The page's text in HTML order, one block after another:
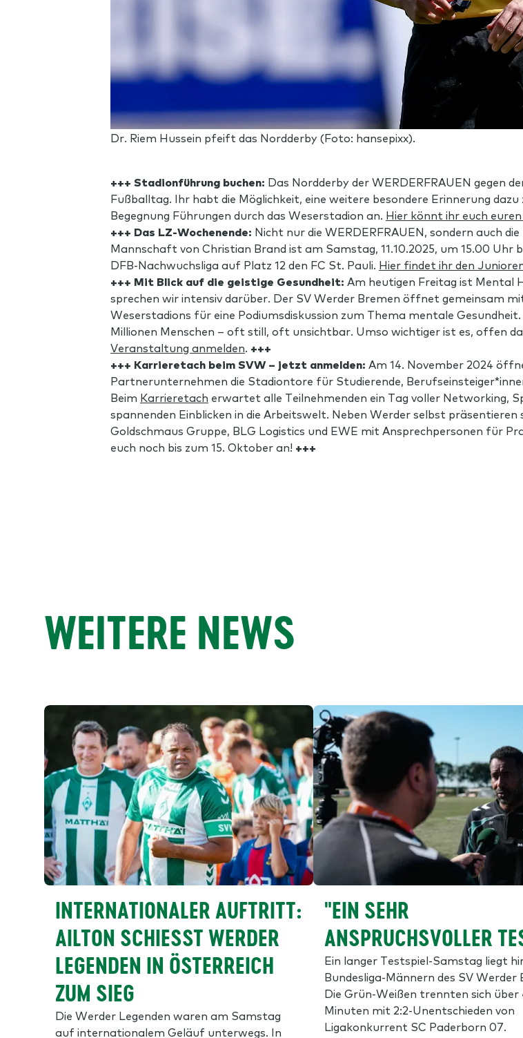
Dr. Riem Hussein pfeift das Nordderby (Foto: hansepixx).
+++ Stadionführung buchen: Das Nordderby der WERDERFRAUEN gegen
Fußballtag. Ihr habt die Möglichkeit, eine weitere besondere Erinnerung
Begegnung Führungen durch das Weserstadion an. Hier könnt ihr euch
+++ Das LZ-Wochenende: Nicht nur die WERDERFRAUEN, sondern auch
Mannschaft von Christian Brand ist am Samstag, 11.10.2025, um 15.00
DFB-Nachwuchsliga auf Platz 12 den FC St. Pauli. Hier findet ihr den
+++ Mit Blick auf die geistige Gesundheit: Am heutigen Freitag ist Mental
sprechen wir intensiv darüber. Der SV Werder Bremen öffnet gemeinsam
Weserstadions für eine Podiumsdiskussion zum Thema mentale
Millionen Menschen – oft still, oft unsichtbar. Umso wichtiger ist es, offen
Veranstaltung anmelden. +++
+++ Karrieretach beim SVW – jetzt anmelden: Am 14. November 2024
Partnerunternehmen die Stadiontore für Studierende,
Beim Karrieretach erwartet alle Teilnehmenden ein Tag voller Networking,
spannenden Einblicken in die Arbeitswelt. Neben Werder selbst
Goldschmaus Gruppe, BLG Logistics und EWE mit Ansprechpersonen für
euch noch bis zum 15. Oktober an! +++
WEITERE NEWS
INTERNATIONALER AUFTRITT:
AILTON SCHIESST WERDER L
EGENDEN IN ÖSTERREICH Z
UM SIEG
Die Werder Legenden waren am Samstag
auf internationalem Geläuf unterwegs. In
"EIN SEHR
ANSPRUCHSVOLLER
Ein langer Testspiel-Samstag liegt
Bundesliga-Männern des SV Werder
Die Grün-Weißen trennten sich über
Minuten mit 2:2-Unentschieden von
Ligakonkurrent SC Paderborn 07.